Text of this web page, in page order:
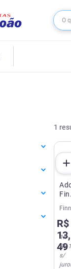
1
30g
50
Finn
R$
13,
49
1x
R$
s/